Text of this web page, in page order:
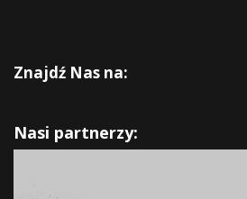
Znajdź Nas na:
Nasi partnerzy: